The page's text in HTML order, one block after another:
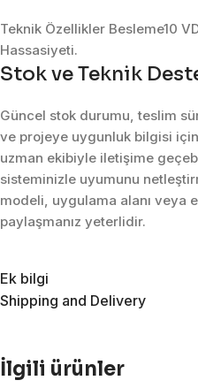
Teknik Özellikler Besleme10
Hassasiyeti.
Stok ve Teknik
Güncel stok durumu, teslim
ve projeye uygunluk bilgisi
uzman ekibiyle iletişime
sisteminizle uyumunu
modeli, uygulama alanı veya
paylaşmanız yeterlidir.
Ek bilgi
Shipping and Delivery
İlgili ürünler